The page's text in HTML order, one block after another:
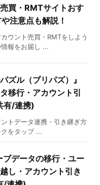
買・RMTサイトおす
注意点も解説！
ウント売買・RMTをしよう
報をお届し ...
ズル（ブリパズ）』
移行・アカウント引
有/連携)
ントデータ連携・引き継ぎ方
をタップ ...
ブデータの移行・ユー
し・アカウント引き